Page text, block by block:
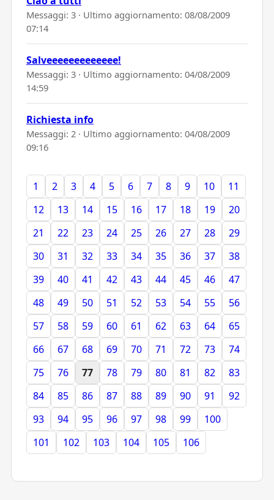
Messaggi: 3 · Ultimo aggiornamento: 08/08/2009
07:14
Salveeeeeeeeeeeee!
Messaggi: 3 · Ultimo aggiornamento: 04/08/2009
14:59
Richiesta info
Messaggi: 2 · Ultimo aggiornamento: 04/08/2009
09:16
1 2 3 4 5 6 7 8 9 10
11
12
13 14 15 16 17 18 19
20
21
22 23 24 25 26 27 28
29
30
31 32 33 34 35 36 37
38
39
40 41 42 43 44 45 46
47
48
49 50 51 52 53 54 55
56
57
58 59 60 61 62 63 64
65
66
67 68 69 70 71 72 73
74
75
76 77 78 79 80 81 82
83
84
85 86 87 88 89 90 91
92
93
94 95 96 97 98 99
100
101
102 103 104 105 106